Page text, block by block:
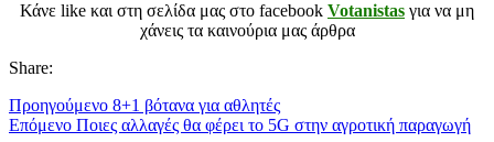
Κάνε like και στη σελίδα μας στο facebook Votanistas για να μη
χάνεις τα καινούρια μας άρθρα
Share:
Προηγούμενο 8+1 βότανα για αθλητές
Επόμενο Ποιες αλλαγές θα φέρει το 5G στην αγροτική παραγωγή